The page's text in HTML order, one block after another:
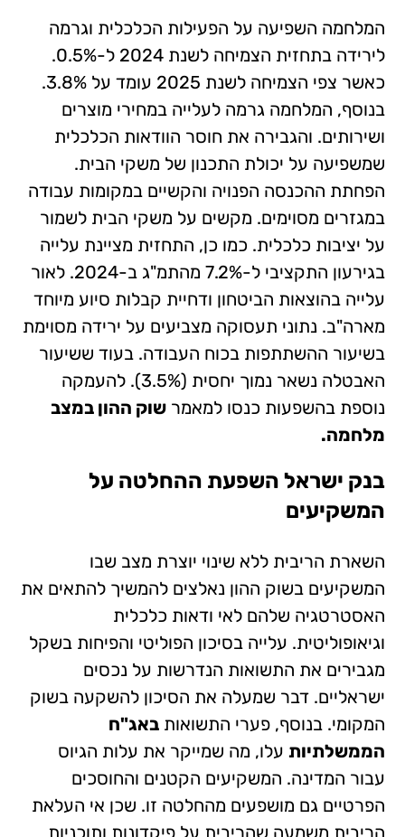
המלחמה השפיעה על הפעילות הכלכלית וגרמה
לירידה בתחזית הצמיחה לשנת 2024 ל-0.5%.
כאשר צפי הצמיחה לשנת 2025 עומד על 3.8%.
בנוסף, המלחמה גרמה לעלייה במחירי מוצרים
ושירותים. והגבירה את חוסר הוודאות הכלכלית
שמשפיעה על יכולת התכנון של משקי הבית.
הפחתת ההכנסה הפנויה והקשיים במקומות עבודה
במגזרים מסוימים. מקשים על משקי הבית לשמור
על יציבות כלכלית. כמו כן, התחזית מציינת עלייה
בגירעון התקציבי ל-7.2% מהתמ"ג ב-2024. לאור
עלייה בהוצאות הביטחון ודחיית קבלות סיוע מיוחד
מארה"ב. נתוני תעסוקה מצביעים על ירידה מסוימת
בשיעור ההשתתפות בכוח העבודה. בעוד ששיעור
האבטלה נשאר נמוך יחסית (3.5%). להעמקה
נוספת בהשפעות כנסו למאמרשוק ההון במצב
מלחמה.
בנק ישראל השפעת ההחלטה על
המשקיעים
השארת הריבית ללא שינוי יוצרת מצב שבו
המשקיעים בשוק ההון נאלצים להמשיך להתאים את
האסטרטגיה שלהם לאי ודאות כלכלית
וגיאופוליטית. עלייה בסיכון הפוליטי והפיחות בשקל
מגבירים את התשואות הנדרשות על נכסים
ישראליים. דבר שמעלה את הסיכון להשקעה בשוק
המקומי. בנוסף, פערי התשואותבאג"ח
הממשלתיות עלו, מה שמייקר את עלות הגיוס
עבור המדינה. המשקיעים הקטנים והחוסכים
הפרטיים גם מושפעים מהחלטה זו. שכן אי העלאת
הריבית משמעה שהריבית על פיקדונות ותוכניות